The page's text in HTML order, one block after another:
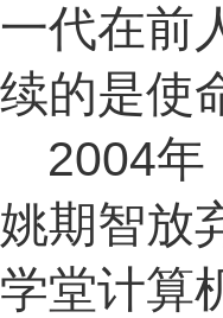
一代在前
续的是使
2004年
姚期智放
学堂计算